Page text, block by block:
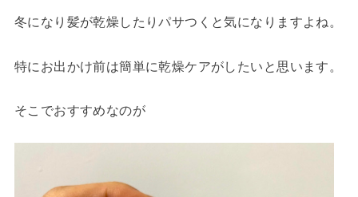
冬になり髪が乾燥したりパサつくと気になりますよね。
特にお出かけ前は簡単に乾燥ケアがしたいと思います。
そこでおすすめなのが